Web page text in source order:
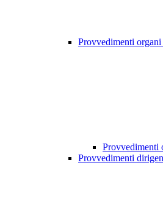
Provvedimenti
Provvedimenti
Provvedimenti